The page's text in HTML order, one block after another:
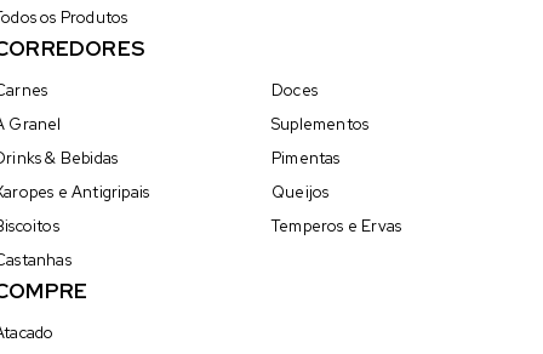
os Produtos
Granel
& Bebidas
e Antigripais
Doces
Suplementos
Pimentas
Queijos
Temperos e Ervas